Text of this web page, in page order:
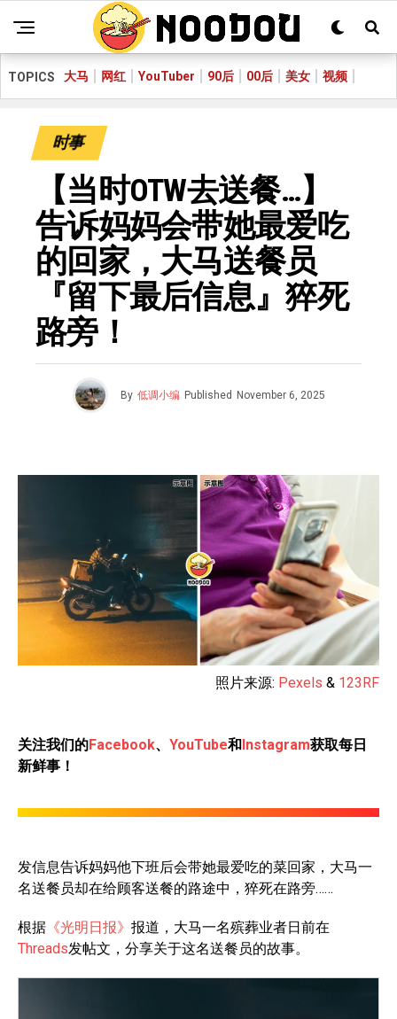
TOPICS 大马 网红 YouTuber 90后 00后 美女 视频
时事
【当时OTW去送餐…】
告诉妈妈会带她最爱吃
的回家，大马送餐员
『留下最后信息』猝死
路旁！
By 低调小编 Published November 6, 2025
照片来源: Pexels & 123RF
关注我们的Facebook、 YouTube和Instagram获取每日
新鲜事！
发信息告诉妈妈他下班后会带她最爱吃的菜回家，大马一
名送餐员却在给顾客送餐的路途中，猝死在路旁……
根据 《光明日报》 报道，大马一名殡葬业者日前在
Threads发帖文，分享关于这名送餐员的故事。